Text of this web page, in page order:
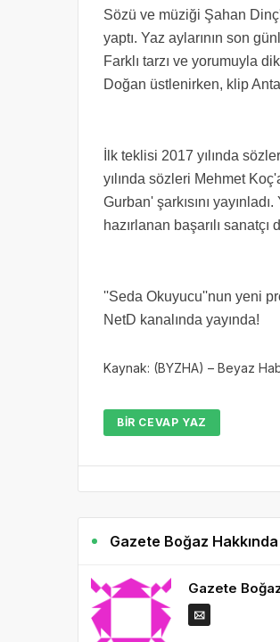
Sözü ve müziği Şahan
yaptı. Yaz aylarının son
Farklı tarzı ve yorumuyla
Doğan üstlenirken, klip
İlk teklisi 2017 yılında
yılında sözleri Mehmet
Gurban' şarkısını
hazırlanan başarılı
''Seda Okuyucu''nun yeni
NetD kanalında yayında!
Kaynak: (BYZHA) – Beyaz
BIR CEVAP YAZ
Gazete Boğaz Hakkında
Gazete